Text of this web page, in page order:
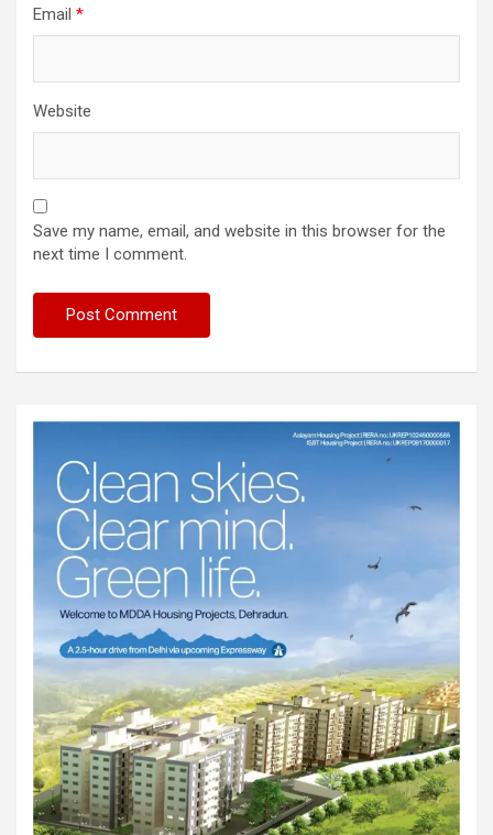
Email *
Website
Save my name, email, and website in this browser for the
next time I comment.